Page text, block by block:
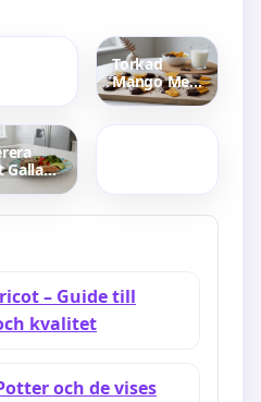
Torkad
Mango Med
Choklad –
Gallan
och
Amanda
Fransson Ex
– Guide till
kvalitet
och de vises